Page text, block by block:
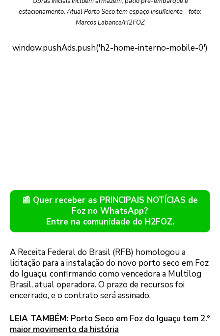
estacionamento. Atual Porto Seco tem espaço insuficiente - foto:
Marcos Labanca/H2FOZ
📰 Quer receber as PRINCIPAIS NOTÍCIAS de
Foz no WhatsApp?
Entre na comunidade do H2FOZ.
A Receita Federal do Brasil (RFB) homologou a
licitação para a instalação do novo porto seco em Foz
do Iguaçu, confirmando como vencedora a Multilog
Brasil, atual operadora. O prazo de recursos foi
encerrado, e o contrato será assinado.
LEIA TAMBÉM: Porto Seco em Foz do Iguaçu tem 2.º
maior movimento da história